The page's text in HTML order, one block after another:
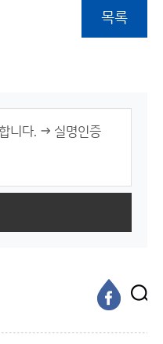
목록